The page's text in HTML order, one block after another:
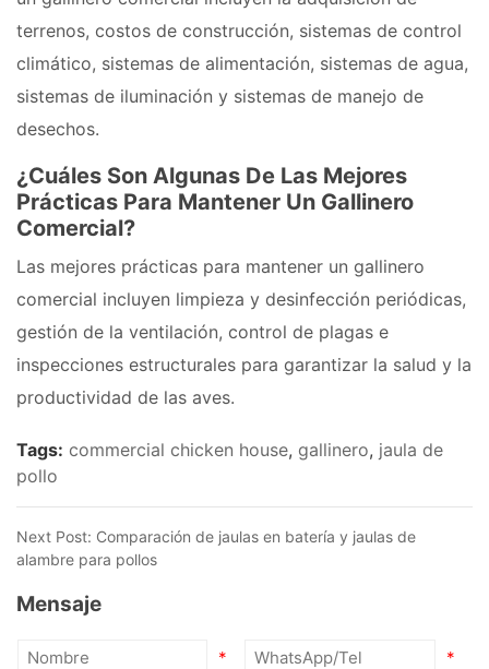
terrenos, costos de construcción, sistemas de control
climático, sistemas de alimentación, sistemas de agua,
sistemas de iluminación y sistemas de manejo de
desechos.
¿Cuáles Son Algunas De Las Mejores
Prácticas Para Mantener Un Gallinero
Comercial?
Las mejores prácticas para mantener un gallinero
comercial incluyen limpieza y desinfección periódicas,
gestión de la ventilación, control de plagas e
inspecciones estructurales para garantizar la salud y la
productividad de las aves.
Tags: commercial chicken house, gallinero, jaula de
pollo
Next Post: Comparación de jaulas en batería y jaulas de
alambre para pollos
Mensaje
* *